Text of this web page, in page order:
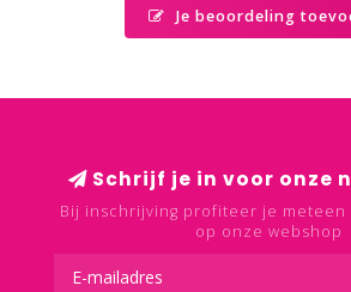
Je beoordeling
Schrijf je in voor onze
Bij inschrijving profiteer je meteen
op onze webshop